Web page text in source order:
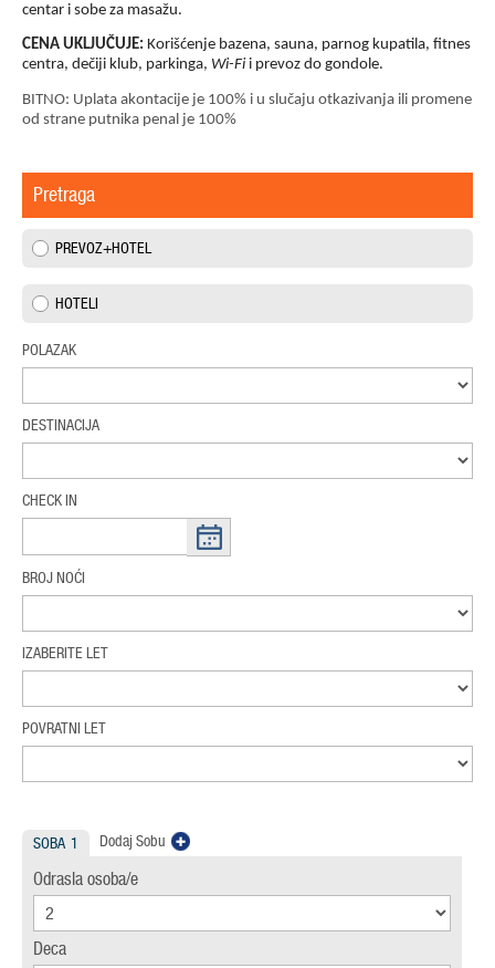
centar i sobe za masažu.
CENA UKLJUČUJE: Korišćenje bazena, sauna, parnog kupatila, fitnes
centra, dečiji klub, parkinga, Wi-Fi i prevoz do gondole.
BITNO: Uplata akontacije je 100% i u slučaju otkazivanja ili promene
od strane putnika penal je 100%
Pretraga
PREVOZ+HOTEL
HOTELI
POLAZAK
DESTINACIJA
CHECK IN
BROJ NOĆI
IZABERITE LET
POVRATNI LET
SOBA 1 Dodaj Sobu
Odrasla osoba/e
Deca